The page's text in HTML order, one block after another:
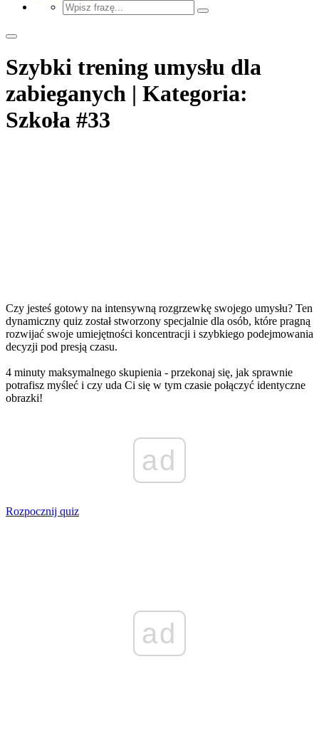
Szybki trening umysłu dla
zabieganych | Kategoria:
Szkoła #33
Czy jesteś gotowy na intensywną rozgrzewkę swojego umysłu? Ten
dynamiczny quiz został stworzony specjalnie dla osób, które pragną
rozwijać swoje umiejętności koncentracji i szybkiego podejmowania
decyzji pod presją czasu.
4 minuty maksymalnego skupienia - przekonaj się, jak sprawnie
potrafisz myśleć i czy uda Ci się w tym czasie połączyć identyczne
obrazki!
ad
Rozpocznij quiz
ad